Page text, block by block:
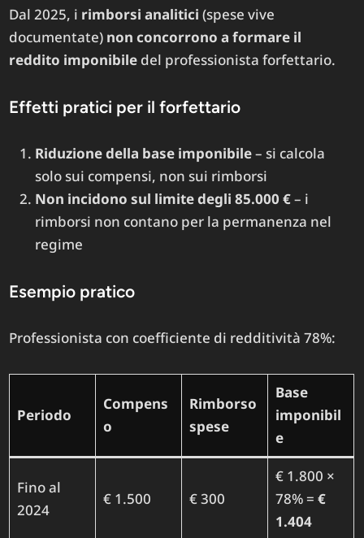
Dal 2025, i rimborsi analitici (spese vive
documentate) non concorrono a formare il
reddito imponibile del professionista forfettario.
Effetti pratici per il forfettario
Riduzione della base imponibile– si calcola
solo sui compensi, non sui rimborsi
Non incidono sul limite degli 85.000 €– i
rimborsi non contano per la permanenza nel
regime
Esempio pratico
Professionista con coefficiente di redditività 78%:
Periodo
Compens
o
Rimborso
spese
Base
imponibil
e
Fino al
2024
€ 1.500 € 300
€ 1.800 ×
78% = €
1.404